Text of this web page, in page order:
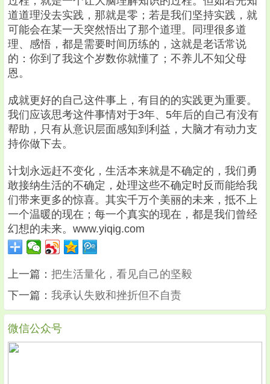
道道理没去实践，那就是零；若是我们坚持实践，就
可能会在某一天突然悟出了那个道理。同理很多道
理、感悟，都是需要时间历练的，这就是老话常说
的：你到了我这个岁数你就懂了；不养儿不知父母
恩。
成就更好的自己这件事上，有目的的实践更为重要。
我们应该思考这件事情对于3年、5年后的自己有没有
帮助，只有从意识层面感知到利益，大脑才有动力支
持你做下去。
计划永远赶不变化，生活本来就是不确定的，我们勇
敢接纳生活的不确定，处理这些不确定时反而能给我
们带来更多的惊喜。其实千万个美丽的未来，抵不上
一个温暖的现在；每一个真实的现在，都是我们曾经
幻想的未来。www.yiqig.com
上一篇： 把生活量化，看见自己的坚毅
下一篇： 我承认失败和挫折但不自责
微信公众号